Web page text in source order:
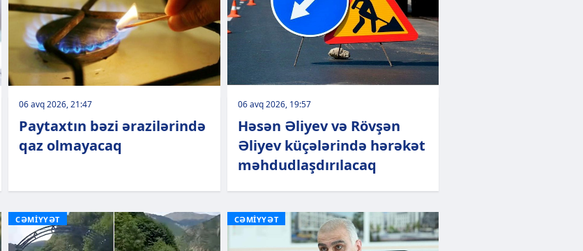
06 avq 2026, 21:47
Paytaxtın bəzi ərazilərində
qaz olmayacaq
06 avq 2026, 19:57
Həsən Əliyev və Rövşən
Əliyev küçələrində hərəkət
məhdudlaşdırılacaq
CƏMİYYƏT CƏMİYYƏT